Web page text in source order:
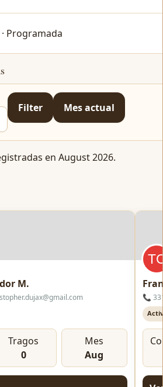
Programada
Filter Mes actual
en August 2026.
M.
Tragos
0
Mes
Aug
📞